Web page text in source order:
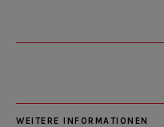
WEITERE INFORMATIONEN